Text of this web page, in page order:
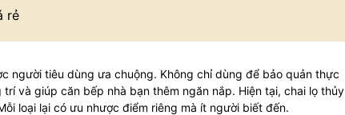
rẻ
người tiêu dùng ưa chuộng. Không chỉ dùng để bảo quản thực
và giúp căn bếp nhà bạn thêm ngăn nắp. Hiện tại, chai lọ thủy
loại lại có ưu nhược điểm riêng mà ít người biết đến.